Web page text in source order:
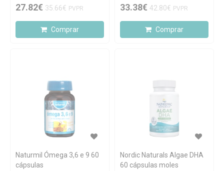
27.82€ 35.66€ PVPR
Comprar
33.38€ 42.80€ PVPR
Comprar
Naturmil Ómega 3,6 e 9 60
cápsulas
Nordic Naturals Algae DHA
60 cápsulas moles